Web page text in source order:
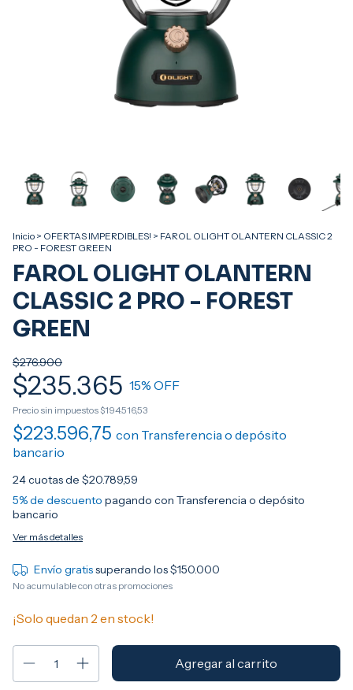
Inicio > OFERTAS IMPERDIBLES! > FAROL OLIGHT OLANTERN CLASSIC 2
PRO - FOREST GREEN
FAROL OLIGHT OLANTERN
CLASSIC 2 PRO - FOREST
GREEN
$276.900
$235.365 15% OFF
Precio sin impuestos$194.516,53
$223.596,75 con Transferencia o depósito
bancario
24cuotas de $20.789,59
5% de descuento pagando con Transferencia o depósito
bancario
Ver más detalles
Envío gratissuperando los$150.000
No acumulable con otras promociones
¡Solo quedan 2 en stock!